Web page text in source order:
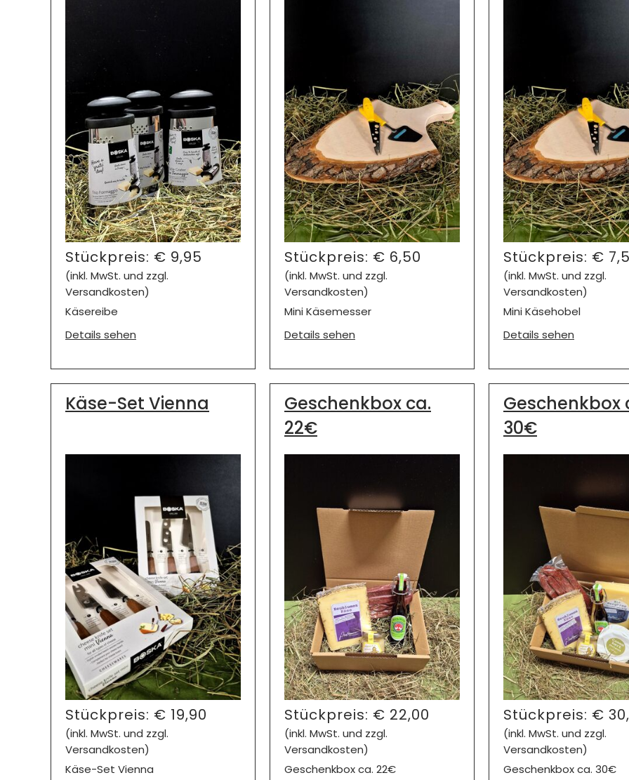
Stückpreis: € 9,95
(inkl. MwSt. und zzgl.
Versandkosten)
Käsereibe
Details sehen
Stückpreis: € 6,50
(inkl. MwSt. und zzgl.
Versandkosten)
Mini Käsemesser
Details sehen
Stückpreis: €
(inkl. MwSt. und zzgl.
Versandkosten)
Mini Käsehobel
Details sehen
Käse-Set Vienna
Stückpreis: € 19,90
(inkl. MwSt. und zzgl.
Versandkosten)
Käse-Set Vienna
Geschenkbox ca.
22€
Stückpreis: € 22,00
(inkl. MwSt. und zzgl.
Versandkosten)
Geschenkbox ca. 22€
Geschenkbox
30€
Stückpreis: €
(inkl. MwSt. und zzgl.
Versandkosten)
Geschenkbox ca. 30€